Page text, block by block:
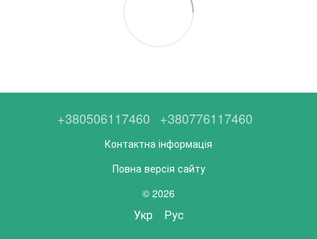
+380506117460 +380776117460
Контактна інформація
Повна версія сайту
© 2026
Укр Рус